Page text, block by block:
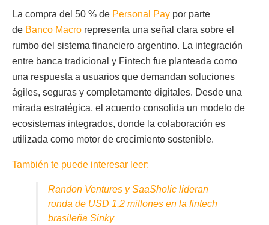
La compra del 50 % de Personal Pay por parte
de Banco Macro representa una señal clara sobre el
rumbo del sistema financiero argentino. La integración
entre banca tradicional y Fintech fue planteada como
una respuesta a usuarios que demandan soluciones
ágiles, seguras y completamente digitales. Desde una
mirada estratégica, el acuerdo consolida un modelo de
ecosistemas integrados, donde la colaboración es
utilizada como motor de crecimiento sostenible.
También te puede interesar leer:
Randon Ventures y SaaSholic lideran
ronda de USD 1,2 millones en la fintech
brasileña Sinky